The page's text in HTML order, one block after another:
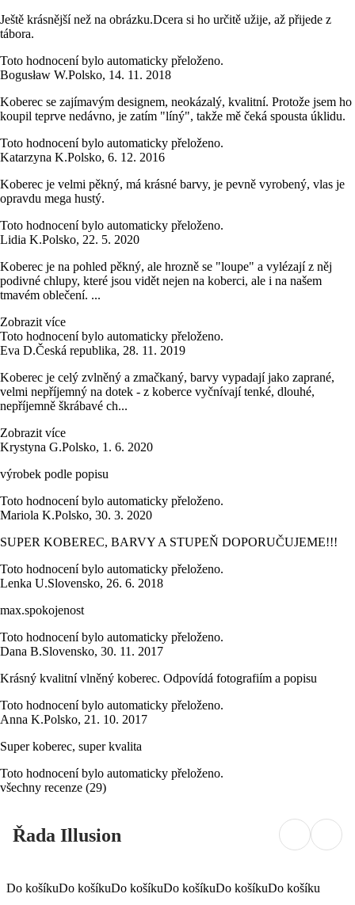
Ještě krásnější než na obrázku.Dcera si ho určitě užije, až přijede z
tábora.
Toto hodnocení bylo automaticky přeloženo.
Bogusław W.Polsko, 14. 11. 2018
Koberec se zajímavým designem, neokázalý, kvalitní. Protože jsem ho
koupil teprve nedávno, je zatím "líný", takže mě čeká spousta úklidu.
Toto hodnocení bylo automaticky přeloženo.
Katarzyna K.Polsko, 6. 12. 2016
Koberec je velmi pěkný, má krásné barvy, je pevně vyrobený, vlas je
opravdu mega hustý.
Toto hodnocení bylo automaticky přeloženo.
Lidia K.Polsko, 22. 5. 2020
Koberec je na pohled pěkný, ale hrozně se "loupe" a vylézají z něj
podivné chlupy, které jsou vidět nejen na koberci, ale i na našem
tmavém oblečení. ...
Zobrazit více
Toto hodnocení bylo automaticky přeloženo.
Eva D.Česká republika, 28. 11. 2019
Koberec je celý zvlněný a zmačkaný, barvy vypadají jako zaprané,
velmi nepříjemný na dotek - z koberce vyčnívají tenké, dlouhé,
nepříjemně škrábavé ch...
Zobrazit více
Krystyna G.Polsko, 1. 6. 2020
výrobek podle popisu
Toto hodnocení bylo automaticky přeloženo.
Mariola K.Polsko, 30. 3. 2020
SUPER KOBEREC, BARVY A STUPEŇ DOPORUČUJEME!!!
Toto hodnocení bylo automaticky přeloženo.
Lenka U.Slovensko, 26. 6. 2018
max.spokojenost
Toto hodnocení bylo automaticky přeloženo.
Dana B.Slovensko, 30. 11. 2017
Krásný kvalitní vlněný koberec. Odpovídá fotografiím a popisu
Toto hodnocení bylo automaticky přeloženo.
Anna K.Polsko, 21. 10. 2017
Super koberec, super kvalita
Toto hodnocení bylo automaticky přeloženo.
všechny recenze (29)
Řada Illusion
Do košíkuDo košíkuDo košíkuDo košíkuDo košíkuDo košíku